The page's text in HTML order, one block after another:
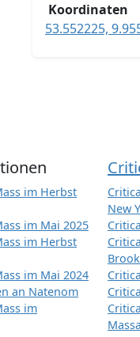
Koordinaten
53.552225,
im Herbst
im Mai 2025
im Herbst
im Mai 2024
an Natenom
im
New